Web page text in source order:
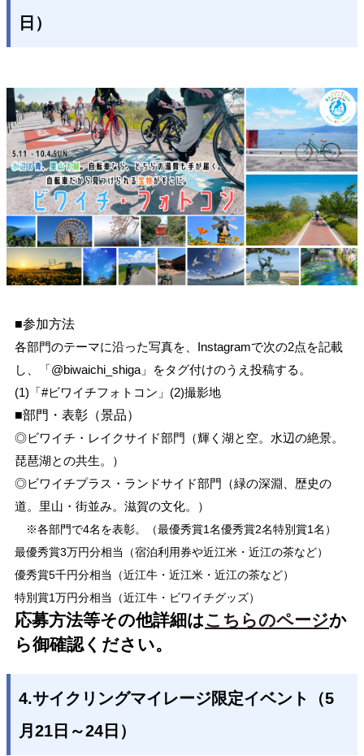
日）
■参加方法
各部門のテーマに沿った写真を、Instagramで次の2点を記載
し、「@biwaichi_shiga」をタグ付けのうえ投稿する。
(1)「#ビワイチフォトコン」(2)撮影地
■部門・表彰（景品）
◎ビワイチ・レイクサイド部門（輝く湖と空。水辺の絶景。
琵琶湖との共生。）
◎ビワイチプラス・ランドサイド部門（緑の深淵、歴史の
道。里山・街並み。滋賀の文化。）
※各部門で4名を表彰。（最優秀賞1名優秀賞2名特別賞1名）
最優秀賞3万円分相当（宿泊利用券や近江米・近江の茶など）
優秀賞5千円分相当（近江牛・近江米・近江の茶など）
特別賞1万円分相当（近江牛・ビワイチグッズ）
応募方法等その他詳細はこちらのページか
ら御確認ください。
4.サイクリングマイレージ限定イベント（5
月21日～24日）